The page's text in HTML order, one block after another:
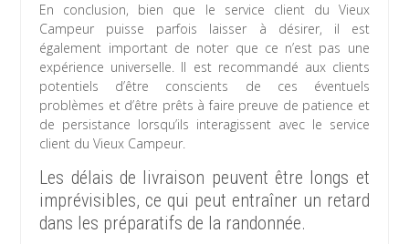
En conclusion, bien que le service client du Vieux
Campeur puisse parfois laisser à désirer, il est
également important de noter que ce n’est pas une
expérience universelle. Il est recommandé aux clients
potentiels d’être conscients de ces éventuels
problèmes et d’être prêts à faire preuve de patience et
de persistance lorsqu’ils interagissent avec le service
client du Vieux Campeur.
Les délais de livraison peuvent être longs et
imprévisibles, ce qui peut entraîner un retard
dans les préparatifs de la randonnée.